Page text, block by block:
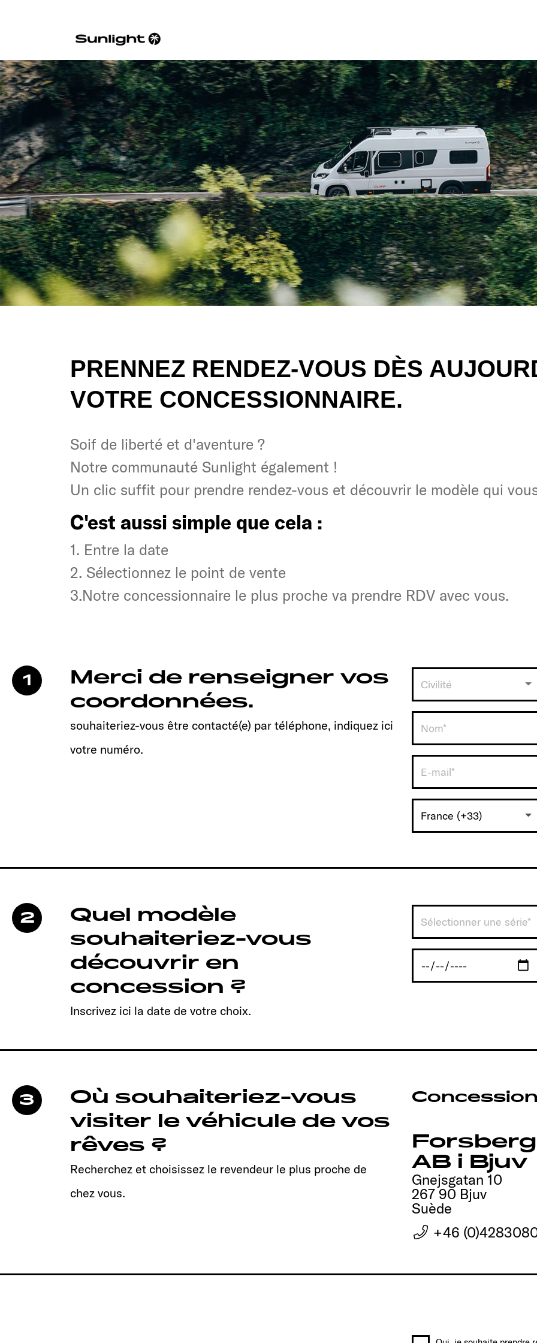
PRENNEZ RENDEZ-VOUS DÈS
VOTRE CONCESSIONNAIRE.
Soif de liberté et d'aventure ?
Notre communauté Sunlight également !
Un clic suffit pour prendre rendez-vous et découvrir le modèle qui
C'est aussi simple que cela :
1. Entre la date
2. Sélectionnez le point de vente
3.Notre concessionnaire le plus proche va prendre RDV avec vous.
Soif de liberté et d'aventure ?
Notre communauté Sunlight également !
Un clic suffit pour prendre rendez-vous et découvrir le modèle qui
C'est aussi simple que cela :
1. Entre la date
2. Sélectionnez le point de vente
3.Notre concessionnaire le plus proche va prendre RDV avec vous.
1
Merci de renseigner vos
coordonnées.
souhaiteriez-vous être contacté(e) par téléphone, indiquez ici
votre numéro.
Civilité
France (+33)
2
Quel modèle
souhaiteriez-vous
découvrir en
concession ?
Inscrivez ici la date de votre choix.
Sélectionner une série*
3
Où souhaiteriez-vous
visiter le véhicule de vos
rêves ?
Recherchez et choisissez le revendeur le plus proche de
chez vous.
AB i Bjuv
Gnejsgatan 10
267 90 Bjuv
Suède
+46